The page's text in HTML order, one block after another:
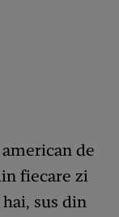
de
fiecare zi
sus din